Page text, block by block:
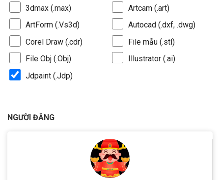
3dmax (.max)
Artcam (.art)
ArtForm (.Vs3d)
Autocad (.dxf, .dwg)
Corel Draw (.cdr)
File mẫu (.stl)
File Obj (.Obj)
Illustrator (.ai)
Jdpaint (.Jdp)
NGƯỜI ĐĂNG